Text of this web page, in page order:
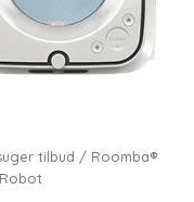
tilbud / Roomba®